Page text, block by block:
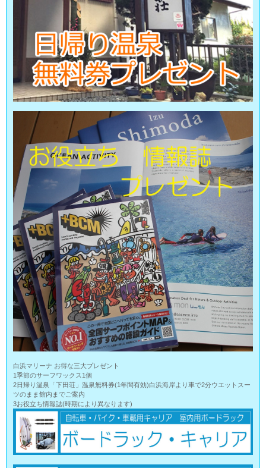
白浜マリーナ お得な三大プレゼント
1季節のサーフワックス1個
2日帰り温泉「下田荘」温泉無料券(1年間有効)白浜海岸より車で2分ウエットスー
ツのまま館内までご案内
3お役立ち情報誌(時期により異なります)